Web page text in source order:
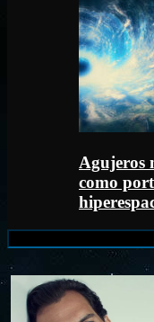
Agujeros
como